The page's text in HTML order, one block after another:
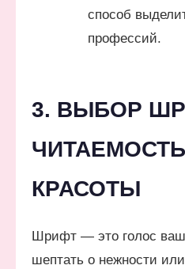
способ
профессий.
3. ВЫБОР
КРАСОТЫ
Шрифт — это голос
шептать о нежности